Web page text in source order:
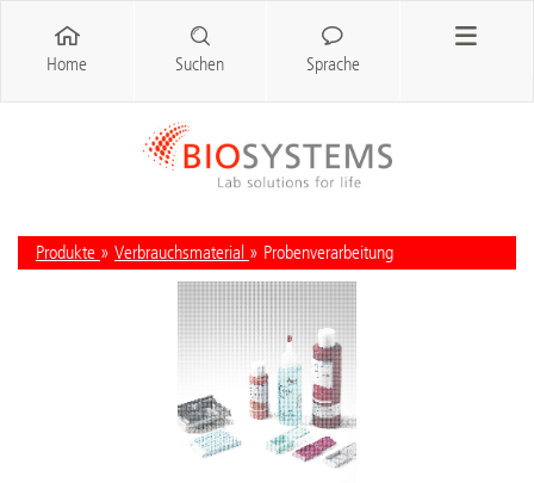
Produkte » Verbrauchsmaterial » Probenverarbeitung
Home Suchen Sprache